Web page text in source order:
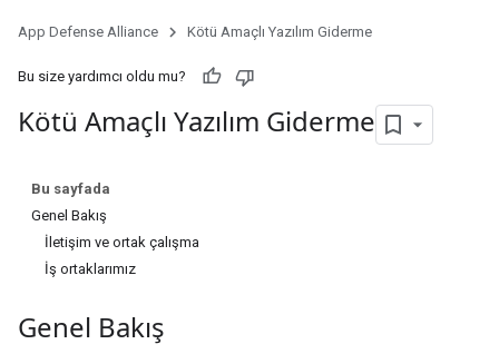
App Defense Alliance Kötü Amaçlı Yazılım Giderme
Bu size yardımcı oldu mu?
Kötü Amaçlı Yazılım Giderme
Bu sayfada
Genel Bakış
İletişim ve ortak çalışma
İş ortaklarımız
Genel Bakış